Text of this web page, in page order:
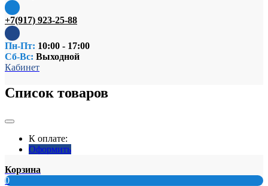
+7(917) 923-25-88
Пн-Пт: 10:00 - 17:00
Сб-Вс: Выходной
Кабинет
Список товаров
К оплате:
Оформить
Корзина
0